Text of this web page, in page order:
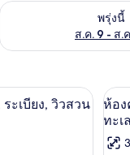
- ส.ค. 9
พรุ่งนี้
ส.ค. 9 - ส.
รวจสอบจำนวนห้องพั
งาน, ผ้าม่านกันแสง, ห้องเก็บ
ะเบียง, วิวสวน
เปิด
ภา
ทั้ง
7
ห้อง
ทะเ